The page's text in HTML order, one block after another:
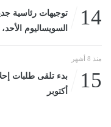
14
توجيهات رئاسية
السويساليوم الأحد، 28 يونيو 2026 01:52 مـ
منذ 8 أشهر
15
أكتوبر